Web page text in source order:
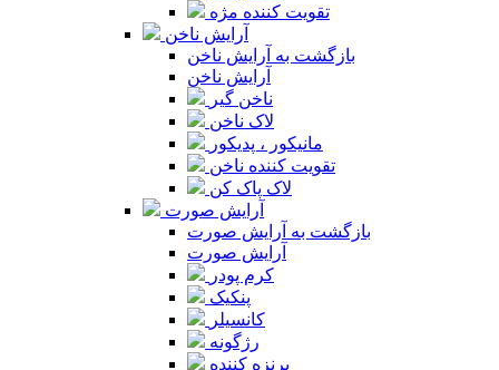
تقویت کننده مژه
آرایش ناخن
بازگشت به آرایش ناخن
آرایش ناخن
ناخن گیر
لاک ناخن
مانیکور ، پدیکور
تقویت کننده ناخن
لاک پاک کن
آرایش صورت
بازگشت به آرایش صورت
آرایش صورت
کرم پودر
پنکیک
کانسیلر
رژگونه
برنزه کننده